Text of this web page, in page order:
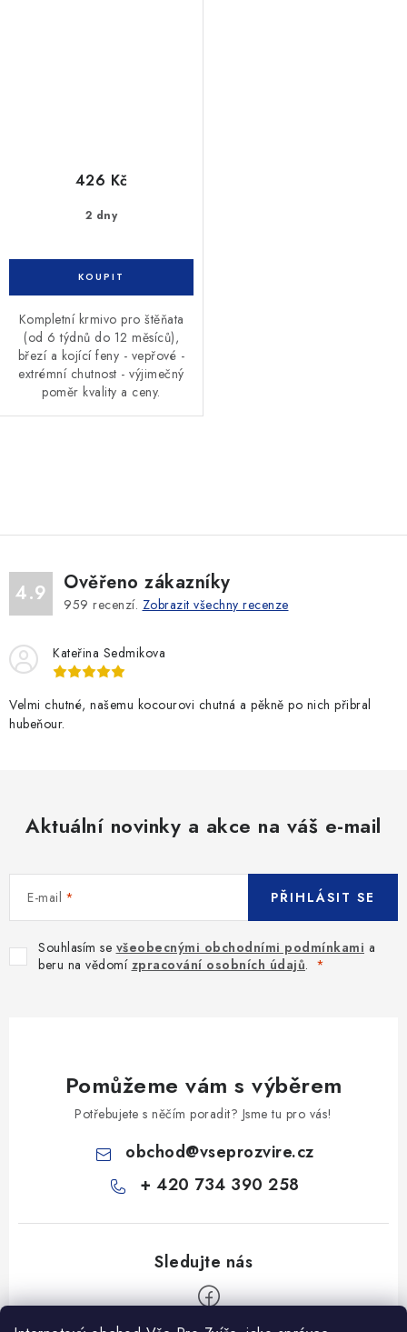
2 dny
426 Kč
Kompletní krmivo pro štěňata
(od 6 týdnů do 12 měsíců),
březí a kojící feny - vepřové -
extrémní chutnost - výjimečný
poměr kvality a ceny.
á
d
a
c
p
v
k
s
4.9 Ověřeno zákazníky
959 recenzí. Zobrazit všechny recenze
Kateřina Sedmikova
Velmi chutné, našemu kocourovi chutná a pěkně po nich přibral
hubeňour.
Aktuální novinky a akce na váš e-mail
E-mail
Souhlasím se všeobecnými obchodními podmínkami a
beru na vědomí zpracování osobních údajů.
PŘIHLÁSIT SE
Pomůžeme vám s výběrem
Potřebujete s něčím poradit? Jsme tu pro vás!
obchod@vseprozvire.cz
+ 420 734 390 258